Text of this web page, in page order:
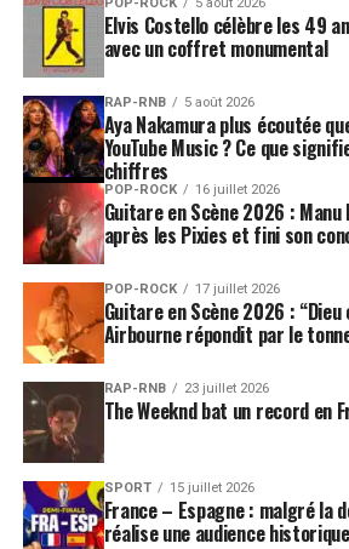
Elvis Costello célèbre les 49
avec un coffret monumental
RAP-RNB 5 août 2026
Aya Nakamura plus écoutée
YouTube Music ? Ce que
chiffres
POP-ROCK 16 juillet 2026
Guitare en Scène 2026 :
après les Pixies et fini son
POP-ROCK 17 juillet 2026
Guitare en Scène 2026 :
Airbourne répondit par le
RAP-RNB 23 juillet 2026
The Weeknd bat un record en
SPORT 15 juillet 2026
France – Espagne : malgré la
réalise une audience historique